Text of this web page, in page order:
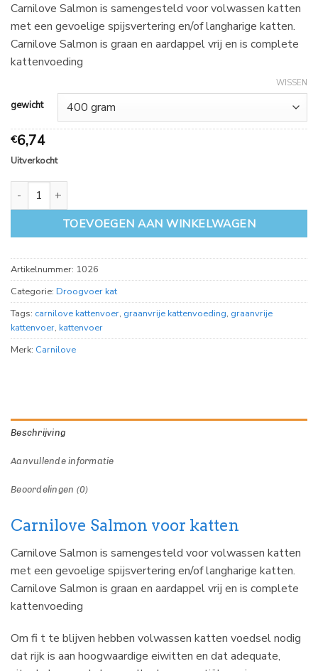
6,74
tot
€
Carnilove Salmon is samengesteld voor volwassen katten
met een gevoelige spijsvertering en/of langharige katten.
Carnilove Salmon is graan en aardappel vrij en is complete
kattenvoeding
gewicht
WISSEN
€6,74
Uitverkocht
Carnilove Salmon aantal
TOEVOEGEN AAN WINKELWAGEN
Artikelnummer: 1026
Categorie: Droogvoer kat
Tags: carnilove kattenvoer, graanvrije kattenvoeding, graanvrije
kattenvoer, kattenvoer
Merk: Carnilove
Beschrijving
Aanvullende informatie
Beoordelingen (0)
Carnilove Salmon voor katten
Carnilove Salmon is samengesteld voor volwassen katten
met een gevoelige spijsvertering en/of langharige katten.
Carnilove Salmon is graan en aardappel vrij en is complete
kattenvoeding
Om fi t te blijven hebben volwassen katten voedsel nodig
dat rijk is aan hoogwaardige eiwitten en dat adequate,